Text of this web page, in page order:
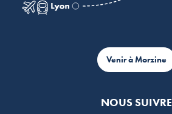
Venir à Morzine
NOUS SUIVRE